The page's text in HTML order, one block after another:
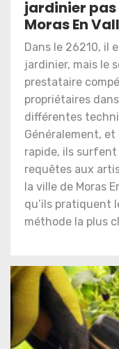
jardinier pas
Moras En
Dans le 26210, il
jardinier, mais le
prestataire
propriétaires
différentes
Généralement, et
rapide, ils
requêtes aux
la ville de Moras
qu’ils pratiquent
méthode la plus